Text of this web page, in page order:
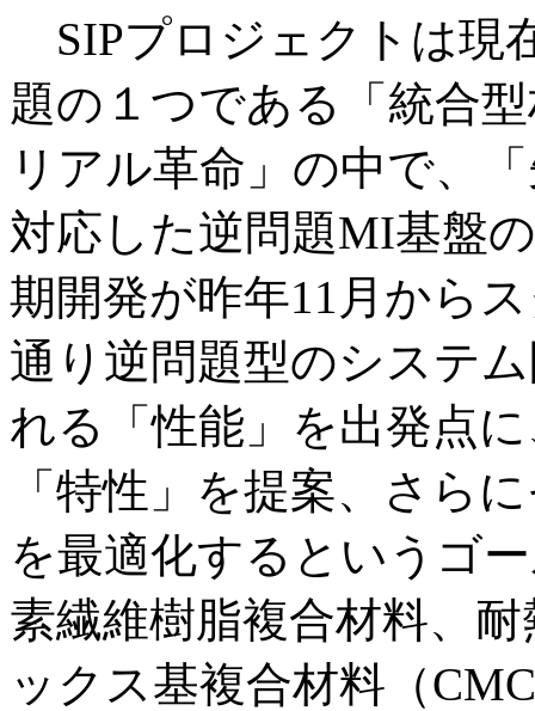
SIPプロジェクトは現
題の１つである「統合
リアル革命」の中で、
対応した逆問題MI基盤
期開発が昨年11月から
通り逆問題型のシステ
れる「性能」を出発点
「特性」を提案、さら
を最適化するというゴ
素繊維樹脂複合材料、
ックス基複合材料（